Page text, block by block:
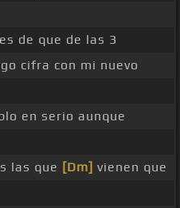
de que de las 3
cifra con mi nuevo
en serio aunque
las que [Dm] vienen que